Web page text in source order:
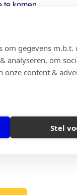
gegevens m.b.t.
analyseren, om
content &
Stel
te komen
toe